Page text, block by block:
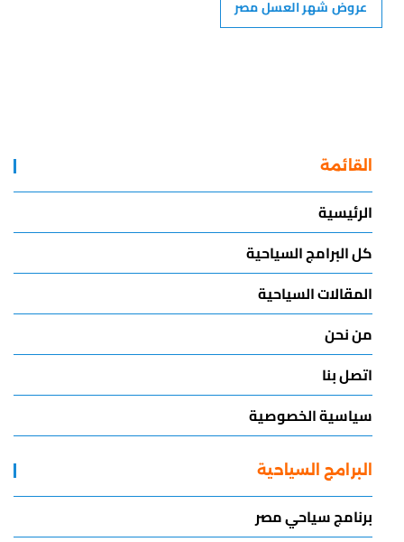
عروض شهر العسل مصر
القائمة
الرئيسية
كل البرامج السياحية
المقالات السياحية
من نحن
اتصل بنا
سياسية الخصوصية
البرامج السياحية
برنامج سياحي مصر